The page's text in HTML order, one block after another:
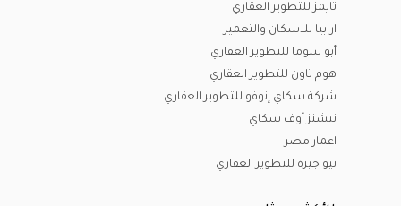
تايمز للتطوير العقاري
ارابيا للاسكان والتعمير
أبو سوما للتطوير العقاري
هوم تاون للتطوير العقاري
شركة سكاي إنوفو للتطوير العقاري
نيشنز أوف سكاي
اعمار مصر
نيو جيزة للتطوير العقاري